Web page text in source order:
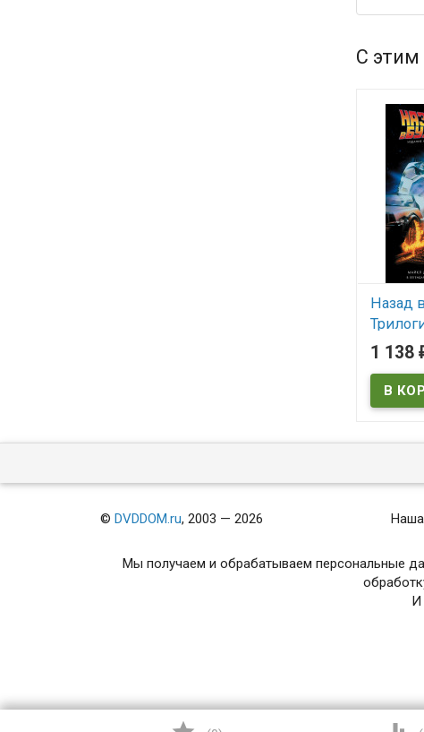
С
Назад
(Back to
/ Back
III)
В
the
1 138
©DVDDOM.ru, 2003 — 2026 Наша
Мы получаем и обрабатываем персональные
И